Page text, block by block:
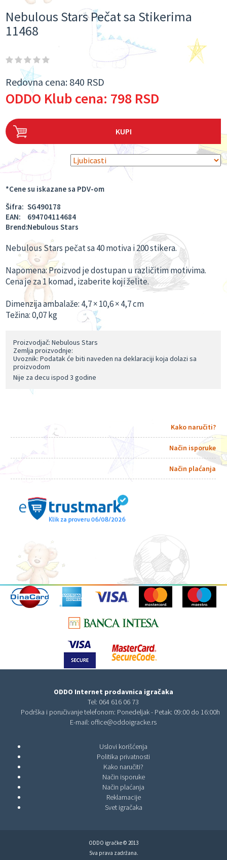
Nebulous Stars Pečat sa Stikerima
11468
Redovna cena: 840 RSD
ODDO Klub cena: 798 RSD
KUPI
*Cene su iskazane sa PDV-om
Šifra: SG490178
EAN:
694704114684
Brend:Nebulous Stars
Nebulous Stars pečat sa 40 motiva i 200 stikera.
Napomena: Proizvod je dostupan u različitim motivima.
Cena je za 1 komad, izaberite koji želite.
Dimenzija ambalaže: 4,7 × 10,6 × 4,7 cm
Težina: 0,07 kg
Proizvodjač: Nebulous Stars
Zemlja proizvodnje:
Uvoznik: Podatak će biti naveden na deklaraciji koja dolazi sa
proizvodom
Nije za decu ispod 3 godine
Kako naručiti?
Način isporuke
Način plaćanja
ODDO Internet prodavnica igračaka
Tel: 064 616 06 73
Podrška i poručivanje telefonom: Ponedeljak - Petak: 09:00 do 16:00h
E-mail: office@oddoigracke.rs
Uslovi korišćenja
Politika privatnosti
Kako naručiti?
Način isporuke
Način plaćanja
Reklamacije
Svet igračaka
ODDO igračke © 2013
Sva prava zadržana.